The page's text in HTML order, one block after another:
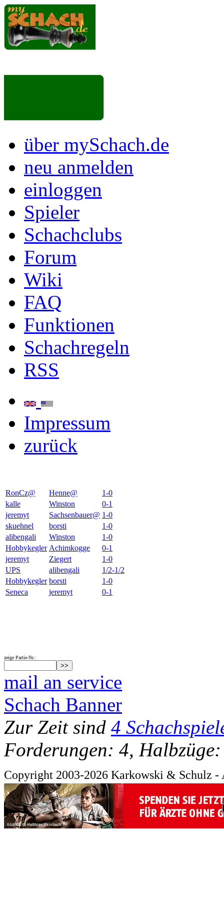
über mySchach.de
neu anmelden
einloggen
Spieler
Schachclubs
Forum
Wiki
FAQ
Funktionen
Schachregeln
RSS
Impressum
zurück
RonCz@ Henne@
1-0
kalle
Winston
0-1
jeremyt
Sachsenbauer@ 1-0
skuehnel
borsti
1-0
alibengali
Winston
1-0
Hobbykegler Achimkogge
0-1
jeremyt
Ziegert
1-0
UPS
alibengali
1/2-1/2
Hobbykegler borsti
1-0
Seneca
jeremyt 0-1
zeige Partie-Nr.:
mail an service
Schach Banner
Zur Zeit sind 4
Forderungen: 4,
Copyright 2003-2026 Karkowski & Schulz